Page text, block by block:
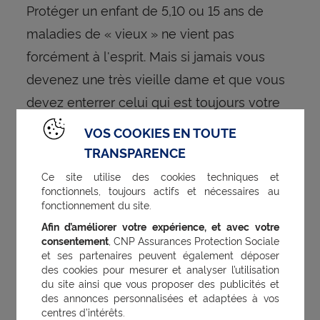
Protéger un enfant de 5,10 ou 15 ans de
maladies de « vieux » ne vient pas
forcément à l'esprit. Mais si jamais vous
devenez une très vieille dame et que vous
devez enterrer celui qui est toujours votre
bébé car il est mort d'un infarctus à 50 ans,
vous regretterez probablement de n'avoir
pas su l'en protéger.
À la soupe !
On n'a pas encore trouvé mieux que les
soupes pour faire consommer des légumes
aux enfants (et aux adultes !).
VOS COOKIES EN TOUTE
TRANSPARENCE
Ce site utilise des cookies techniques et
fonctionnels, toujours actifs et nécessaires au
fonctionnement du site.
Afin d’améliorer votre expérience, et avec votre
consentement, CNP Assurances Protection Sociale
et ses partenaires peuvent également déposer
des cookies pour mesurer et analyser l’utilisation
du site ainsi que vous proposer des publicités et
des annonces personnalisées et adaptées à vos
centres d’intérêts.